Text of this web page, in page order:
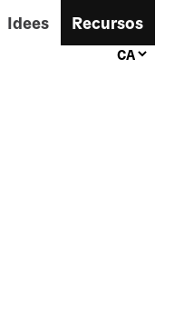
Idees Recursos